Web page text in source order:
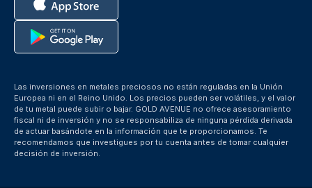
Las inversiones en metales preciosos no están reguladas en la Unión
Europea ni en el Reino Unido. Los precios pueden ser volátiles, y el valor
de tu metal puede subir o bajar. GOLD AVENUE no ofrece asesoramiento
fiscal ni de inversión y no se responsabiliza de ninguna pérdida derivada
de actuar basándote en la información que te proporcionamos. Te
recomendamos que investigues por tu cuenta antes de tomar cualquier
decisión de inversión.